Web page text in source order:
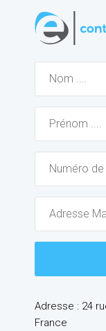
Adresse : 24
France